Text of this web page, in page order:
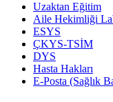
Uzaktan Eğitim
Aile Hekimliği
ESYS
ÇKYS-TSİM
DYS
Hasta Hakları
E-Posta (Sağlık